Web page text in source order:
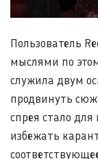
Пользователь
мыслями по
служила двум
продвинуть
спрея стало для
избежать